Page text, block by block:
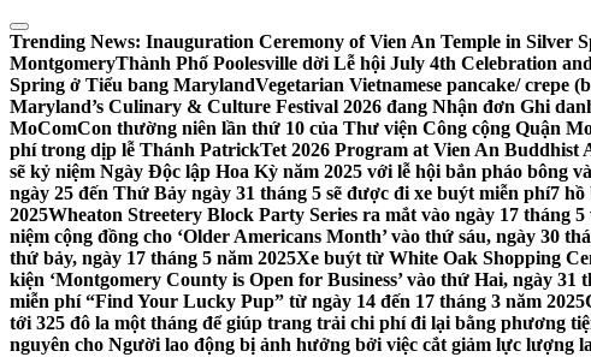
Skip
to
content
Trending News: Inauguration Ceremony of Vien An Temple in Silver
MontgomeryThành Phố Poolesville dời Lễ hội July 4th Celebration
Spring ở Tiểu bang MarylandVegetarian Vietnamese pancake/ crepe
Maryland’s Culinary & Culture Festival 2026 đang Nhận đơn Ghi
MoComCon thường niên lần thứ 10 của Thư viện Công cộng Quận
phí trong dịp lễ Thánh PatrickTet 2026 Program at Vien An Buddhist
sẽ kỷ niệm Ngày Độc lập Hoa Kỳ năm 2025 với lễ hội bắn pháo bông
ngày 25 đến Thứ Bảy ngày 31 tháng 5 sẽ được đi xe buýt miễn phí7 hồ
2025Wheaton Streetery Block Party Series ra mắt vào ngày 17
niệm cộng đồng cho ‘Older Americans Month’ vào thứ sáu, ngày 30
thứ bảy, ngày 17 tháng 5 năm 2025Xe buýt từ White Oak Shopping
kiện ‘Montgomery County is Open for Business’ vào thứ Hai, ngày 31
miễn phí “Find Your Lucky Pup” từ ngày 14 đến 17 tháng 3 năm 2025
tới 325 đô la một tháng để giúp trang trải chi phí đi lại bằng phương
nguyên cho Người lao động bị ảnh hưởng bởi việc cắt giảm lực lượng